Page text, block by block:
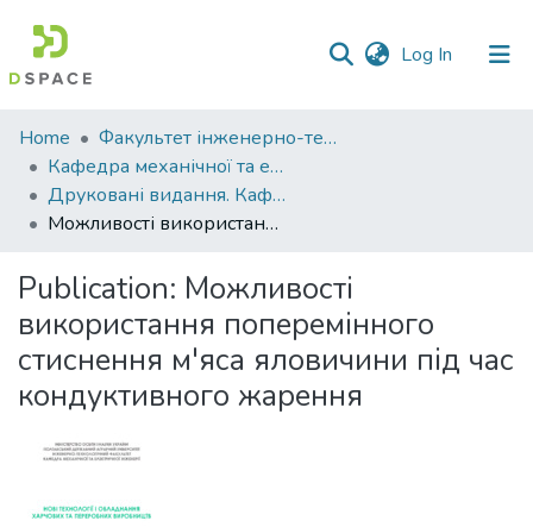
Log In (current)
Communities
&
Collections
Statistics
Home
Факультет інженерно-технологічний
Кафедра механічної та електричної інженерії
Друковані видання. Кафедра механічної та електричної інженерії
Можливості використання поперемінного стиснення м'яса яловичини під час кондуктивного жарення
Publication: Можливості
використання поперемінного
стиснення м'яса яловичини під час
кондуктивного жарення